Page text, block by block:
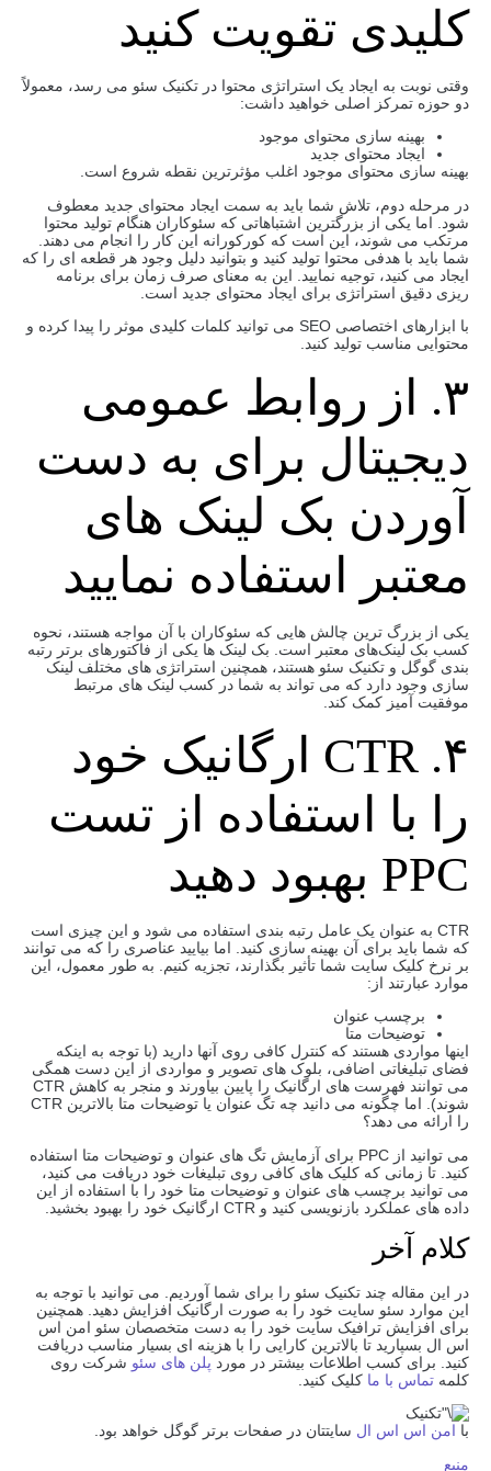
کلیدی تقویت کنید
وقتی نوبت به ایجاد یک استراتژی محتوا در تکنیک سئو می رسد، معمولاً
دو حوزه تمرکز اصلی خواهید داشت:
بهینه سازی محتوای موجود
ایجاد محتوای جدید
بهینه‌ سازی محتوای موجود اغلب مؤثرترین نقطه شروع است.
در مرحله دوم، تلاش شما باید به سمت ایجاد محتوای جدید معطوف
شود. اما یکی از بزرگترین اشتباهاتی که سئوکاران هنگام تولید محتوا
مرتکب می شوند، این است که کورکورانه این کار را انجام می دهند.
شما باید با هدفی محتوا تولید کنید و بتوانید دلیل وجود هر قطعه ای را که
ایجاد می کنید، توجیه نمایید. این به معنای صرف زمان برای برنامه
ریزی دقیق استراتژی برای ایجاد محتوای جدید است.
با ابزارهای اختصاصی SEO می توانید کلمات کلیدی موثر را پیدا کرده و
محتوایی مناسب تولید کنید.
۳. از روابط عمومی
دیجیتال برای به دست
آوردن بک لینک های
معتبر استفاده نمایید
یکی از بزرگ ‌ترین چالش ‌هایی که سئوکاران با آن مواجه هستند، نحوه
کسب بک لینک‌های معتبر است. بک لینک ‌ها یکی از فاکتورهای برتر رتبه
‌بندی گوگل و تکنیک سئو هستند، همچنین استراتژی‌ های مختلف لینک
‌سازی وجود دارد که می ‌تواند به شما در کسب لینک ‌های مرتبط
موفقیت ‌آمیز کمک کند.
۴. CTR ارگانیک خود
را با استفاده از تست
PPC بهبود دهید
CTR به عنوان یک عامل رتبه بندی استفاده می شود و این چیزی است
که شما باید برای آن بهینه سازی کنید. اما بیایید عناصری را که می توانند
بر نرخ کلیک سایت شما تأثیر بگذارند، تجزیه کنیم. به طور معمول، این
موارد عبارتند از:
برچسب عنوان
توضیحات متا
اینها مواردی هستند که کنترل کافی روی آنها دارید (با توجه به اینکه
فضای تبلیغاتی اضافی، بلوک ‌های تصویر و مواردی از این دست همگی
می ‌توانند فهرست‌ های ارگانیک را پایین بیاورند و منجر به کاهش CTR
شوند). اما چگونه می دانید چه تگ عنوان یا توضیحات متا بالاترین CTR
را ارائه می دهد؟
می ‌توانید از PPC برای آزمایش تگ ‌های عنوان و توضیحات متا استفاده
کنید. تا زمانی که کلیک های کافی روی تبلیغات خود دریافت می کنید،
می توانید برچسب های عنوان و توضیحات متا خود را با استفاده از این
داده های عملکرد بازنویسی کنید و CTR ارگانیک خود را بهبود بخشید.
کلام آخر
در این مقاله چند تکنیک سئو را برای شما آوردیم. می توانید با توجه به
این موارد سئو سایت خود را به صورت ارگانیک افزایش دهید. همچنین
برای افزایش ترافیک سایت خود را به دست متخصصان سئو امن اس
اس ال بسپارید تا بالاترین کارایی را با هزینه ای بسیار مناسب دریافت
کنید. برای کسب اطلاعات بیشتر در مورد پلن های سئوشرکت روی
کلمهتماس با ماکلیک کنید.
باامن اس اس ال سایتتان در صفحات برتر گوگل خواهد بود.
منبع